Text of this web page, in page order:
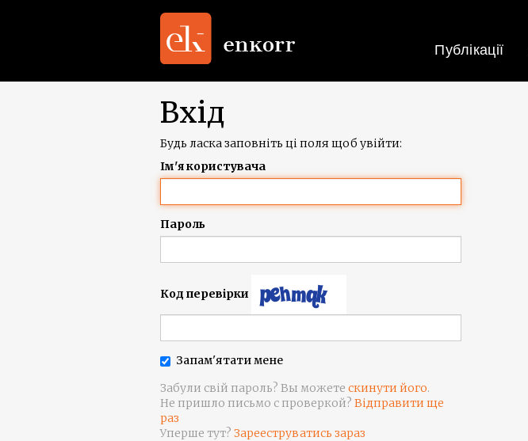
Публікації
Вхід
Будь ласка заповніть ці поля щоб увійти:
Ім'я користувача
Пароль
Код перевірки
Запам'ятати мене
Забули свій пароль? Вы можете скинути його.
Не пришло письмо с проверкой? Відправити ще
раз
Уперше тут? Зарееструватись зараз